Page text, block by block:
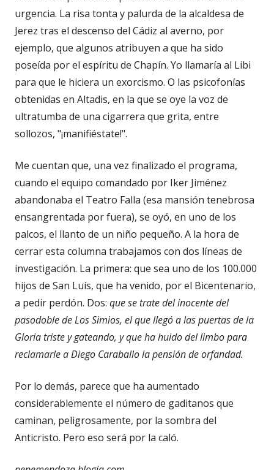
urgencia. La risa tonta y palurda de la alcaldesa de
Jerez tras el descenso del Cádiz al averno, por
ejemplo, que algunos atribuyen a que ha sido
poseída por el espíritu de Chapín. Yo llamaría al Libi
para que le hiciera un exorcismo. O las psicofonías
obtenidas en Altadis, en la que se oye la voz de
ultratumba de una cigarrera que grita, entre
sollozos, "¡manifiéstate!".
Me cuentan que, una vez finalizado el programa,
cuando el equipo comandado por Iker Jiménez
abandonaba el Teatro Falla (esa mansión tenebrosa
ensangrentada por fuera), se oyó, en uno de los
palcos, el llanto de un niño pequeño. A la hora de
cerrar esta columna trabajamos con dos líneas de
investigación. La primera: que sea uno de los 100.000
hijos de San Luís, que ha venido, por el Bicentenario,
a pedir perdón. Dos: que se trate del inocente del
pasodoble de Los Simios, el que llegó a las puertas de la
Gloria triste y gateando, y que ha huido del limbo para
reclamarle a Diego Caraballo la pensión de orfandad.
Por lo demás, parece que ha aumentado
considerablemente el número de gaditanos que
caminan, peligrosamente, por la sombra del
Anticristo. Pero eso será por la caló.